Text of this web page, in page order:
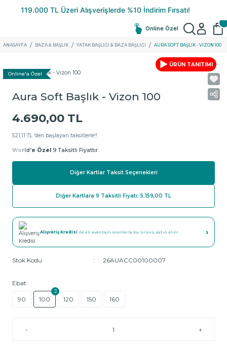
Online Özel
ANASAYFA BAZA & BAŞLIK YATAK BAŞLIĞI & BAZA BAŞLIĞI AURA SOFT BAŞLIK - VIZON 100
ÜRÜN TANITIMI
Online'a Özel
Aura Soft Başlık - Vizon 100
4.690,00 TL
521,11 TL ‘den başlayan taksitlerle!!
World'e Özel 9 Taksitli Fiyattır.
Diğer Kartlar Taksit Seçenekleri
Diğer Kartlara 9 Taksitli Fiyatı: 5.159,00 TL
Alışveriş Kredisi ile en avantajlı oranlarla bu ürünü satın alın! ›
Stok Kodu 26AUACC00100007
Ebat
90 100 120 150 160
- +